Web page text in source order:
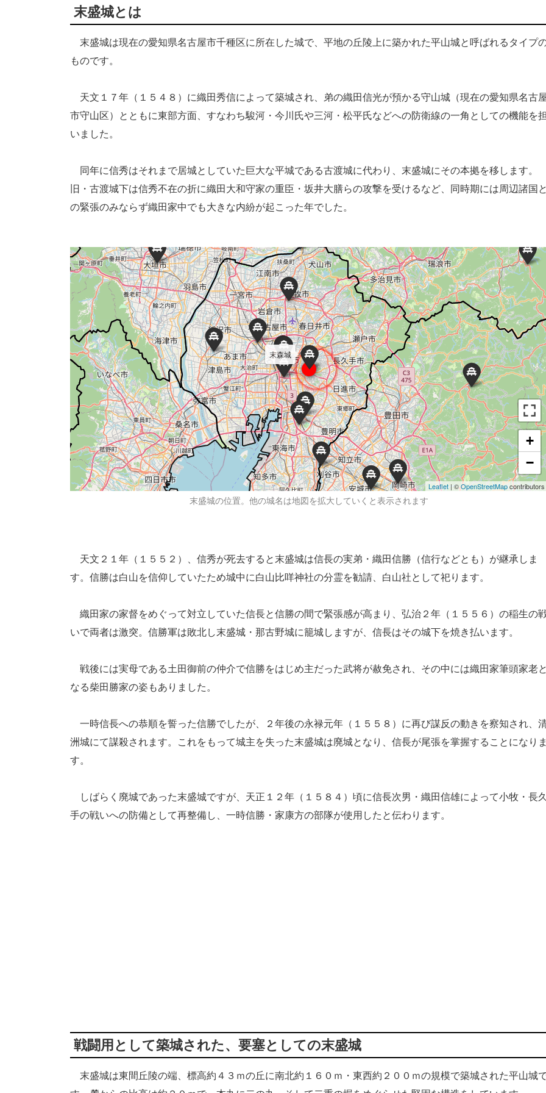
末盛城とは
末盛城は現在の愛知県名古屋市千種区に所在した城で、平地の丘陵上に築かれた平山城と呼ばれるタイプ
ものです。
天文１７年（１５４８）に織田秀信によって築城され、弟の織田信光が預かる守山城（現在の愛知県名古
市守山区）とともに東部方面、すなわち駿河・今川氏や三河・松平氏などへの防衛線の一角としての機能を担
いました。
同年に信秀はそれまで居城としていた巨大な平城である古渡城に代わり、末盛城にその本拠を移します。
旧・古渡城下は信秀不在の折に織田大和守家の重臣・坂井大膳らの攻撃を受けるなど、同時期には周辺諸国と
の緊張のみならず織田家中でも大きな内紛が起こった年でした。
末森城
+
−
Leaflet | ©OpenStreetMapcontributors
末盛城の位置。他の城名は地図を拡大していくと表示されます
天文２１年（１５５２）、信秀が死去すると末盛城は信長の実弟・織田信勝（信行などとも）が継承しま
す。信勝は白山を信仰していたため城中に白山比咩神社の分霊を勧請、白山社として祀ります。
織田家の家督をめぐって対立していた信長と信勝の間で緊張感が高まり、弘治２年（１５５６）の稲生の
いで両者は激突。信勝軍は敗北し末盛城・那古野城に籠城しますが、信長はその城下を焼き払います。
戦後には実母である土田御前の仲介で信勝をはじめ主だった武将が赦免され、その中には織田家筆頭家老と
なる柴田勝家の姿もありました。
一時信長への恭順を誓った信勝でしたが、２年後の永禄元年（１５５８）に再び謀反の動きを察知され、
洲城にて謀殺されます。これをもって城主を失った末盛城は廃城となり、信長が尾張を掌握することになりま
す。
しばらく廃城であった末盛城ですが、天正１２年（１５８４）頃に信長次男・織田信雄によって小牧・長久
手の戦いへの防備として再整備し、一時信勝・家康方の部隊が使用したと伝わります。
戦闘用として築城された、要塞としての末盛城
末盛城は東間丘陵の端、標高約４３ｍの丘に南北約１６０ｍ・東西約２００ｍの規模で築城された平山城